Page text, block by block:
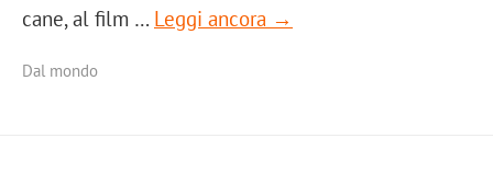
cane, al film … Leggi ancora →
Dal mondo